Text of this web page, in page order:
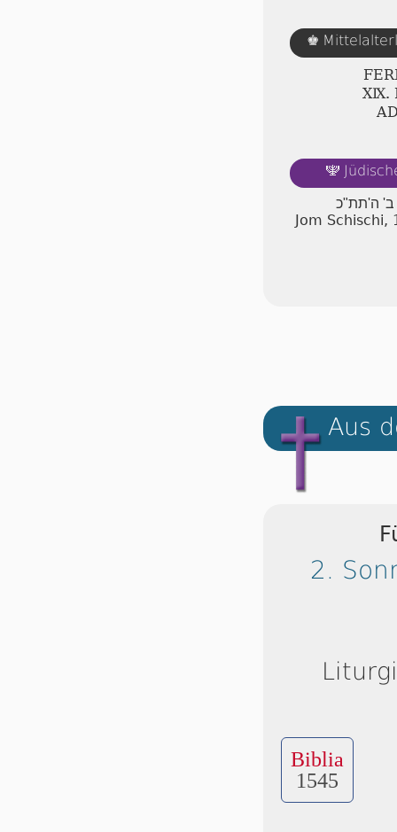
♚
ⅩⅨ.
🕎
ב' ה'תת"כ
Jom Schischi,
Aus
2.
Biblia
1545